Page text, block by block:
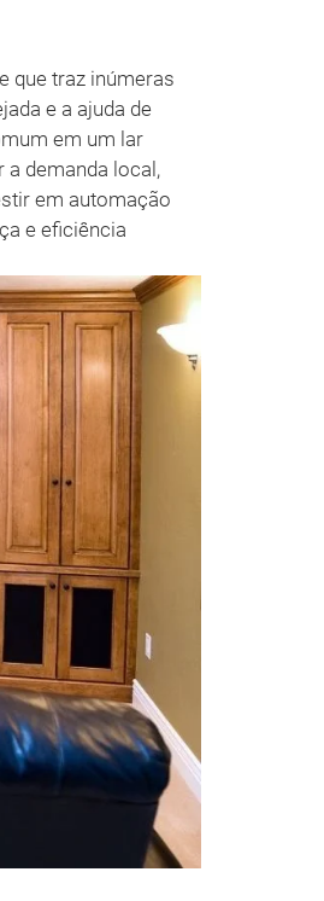
que traz inúmeras
e a ajuda de
em um lar
a demanda local,
em automação
e eficiência